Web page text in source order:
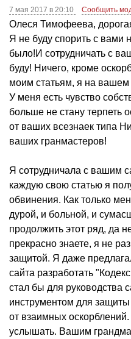
7 мая 2017 в 20:10 Сообщить
Олеся Тимофеева,
Я не буду спорить с вами
было!И сотрудничать с
буду! Ничего, кроме
моим статьям, я на вашем
У меня есть чувство
больше не стану терпеть
от ваших всезнаек типа
ваших гранмастеров!
Я сотрудничала с вашим
каждую свою статью я
обвинения. Как только
дурой, и больной, и
продолжить этот ряд, да
прекрасно знаете, я не
защитой. Я даже
сайта разработать
стал бы для руководства
инструментом для защиты
от взаимных
услышать. Вашим